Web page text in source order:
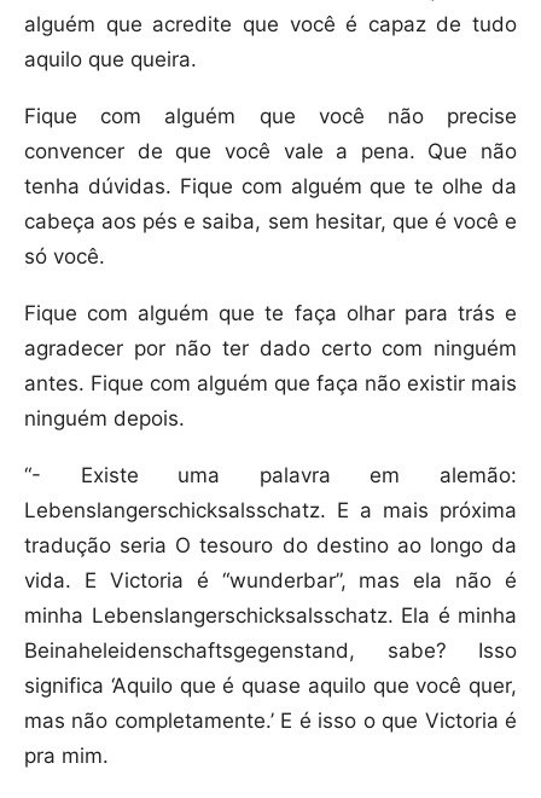
alguém que acredite que você é capaz de tudo
aquilo que queira.
Fique com alguém que você não precise
convencer de que você vale a pena. Que não
tenha dúvidas. Fique com alguém que te olhe da
cabeça aos pés e saiba, sem hesitar, que é você e
só você.
Fique com alguém que te faça olhar para trás e
agradecer por não ter dado certo com ninguém
antes. Fique com alguém que faça não existir mais
ninguém depois.
“- Existe uma palavra em alemão:
Lebenslangerschicksalsschatz. E a mais próxima
tradução seria O tesouro do destino ao longo da
vida. E Victoria é “wunderbar”, mas ela não é
minha Lebenslangerschicksalsschatz. Ela é minha
Beinaheleidenschaftsgegenstand, sabe? Isso
significa ‘Aquilo que é quase aquilo que você quer,
mas não completamente.’ E é isso o que Victoria é
pra mim.